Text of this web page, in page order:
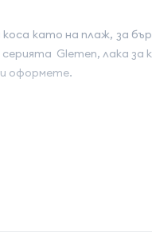
като на плаж, за
Glemen, лака за
оформете.